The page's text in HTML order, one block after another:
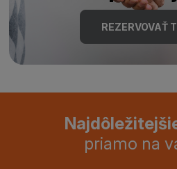
REZERVOVAŤ
priamo na